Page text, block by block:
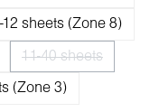
12 sheets (Zone 8)
11-40 sheets
(Zone 3)